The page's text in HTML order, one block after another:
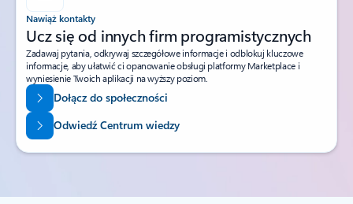
Nawiąż kontakty
Ucz się od innych firm programistycznych
Zadawaj pytania, odkrywaj szczegółowe informacje i odblokuj kluczowe
informacje, aby ułatwić ci opanowanie obsługi platformy Marketplace i
wyniesienie Twoich aplikacji na wyższy poziom.
Dołącz do społeczności
Odwiedź Centrum wiedzy